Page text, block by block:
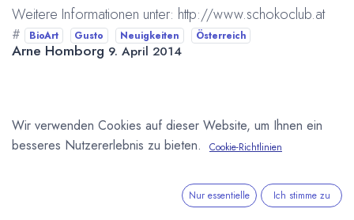
Weitere Informationen unter: http://www.schokoclub.at
# BioArt Gusto Neuigkeiten Österreich
Arne Homborg 9. April 2014
Wir verwenden Cookies auf dieser Website, um Ihnen ein
besseres Nutzererlebnis zu bieten.
Cookie-Richtlinien
Nur essentielle Ich stimme zu